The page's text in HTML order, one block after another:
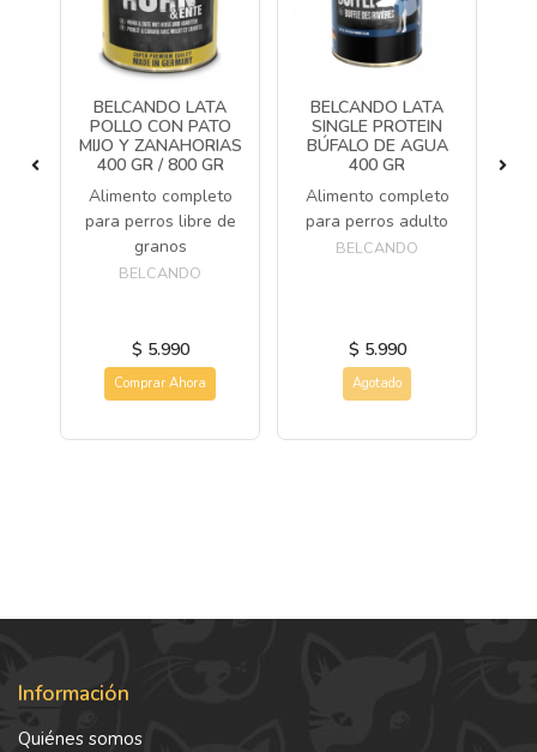
BELCANDO LATA
POLLO CON PATO
MIJO Y ZANAHORIAS
400 GR / 800 GR
Alimento completo
para perros libre de
granos
BELCANDO
$ 5.990
Comprar Ahora
BELCANDO LATA
SINGLE PROTEIN
BÚFALO DE AGUA
400 GR
Alimento completo
para perros adulto
BELCANDO
$ 5.990
Agotado
Información
Quiénes somos